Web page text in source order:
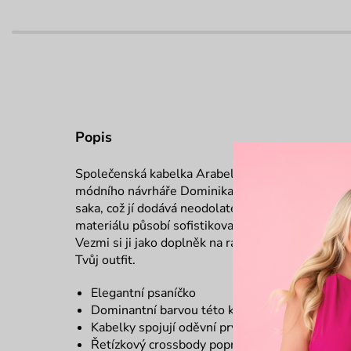
Popis
Společenská kabelka Arabella je dokonalým
módního návrháře Dominika Navrátila. Její
saka, což jí dodává neodolatelný vzhled.
materiálu působí sofistikovaně, zatímco lila
Vezmi si ji jako doplněk na rande nebo do
Tvůj outfit.
Elegantní psaníčko
Dominantní barvou této kolekce je lila, která je
Kabelky spojují oděvní prvky, které jsou pro
Řetízkový crossbody popruh